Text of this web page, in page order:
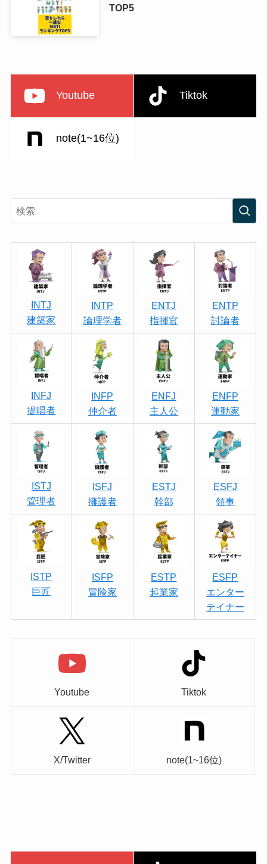
TOP5
Youtube Tiktok
note(1~16位)
INTJ
建築家
INTP
論理学者
ENTJ
指揮官
ENTP
討論者
INFJ
提唱者
INFP
仲介者
ENFJ
主人公
ENFP
運動家
ISTJ
管理者
ISFJ
擁護者
ESTJ
幹部
ESFJ
領事
ISTP
巨匠
ISFP
冒険家
ESTP
起業家
ESFP
エンター
テイナー
Youtube Tiktok
X/Twitter note(1~16位)